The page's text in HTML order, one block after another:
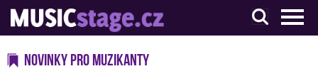
Novinky pro muzikanty